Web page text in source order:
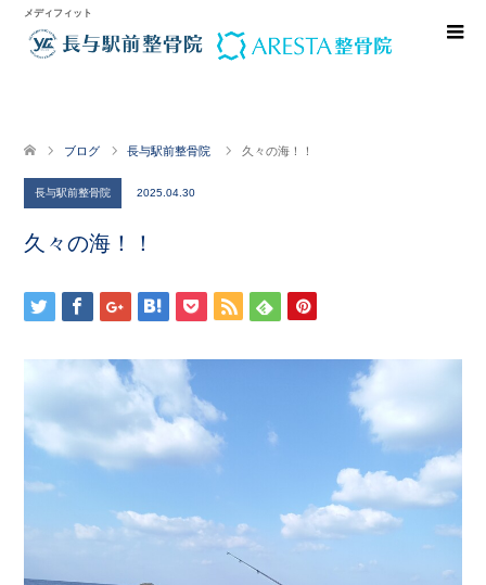
メディフィット
ブログ 長与駅前整骨院 久々の海！！
長与駅前整骨院 2025.04.30
久々の海！！